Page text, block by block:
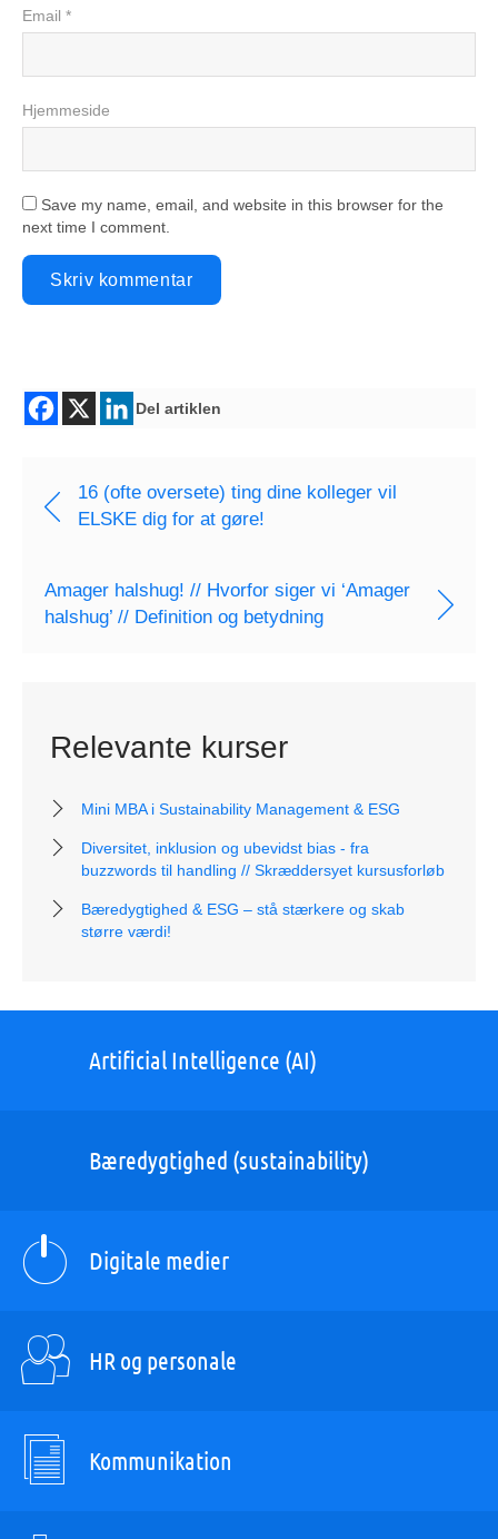
Email *
Hjemmeside
Save my name, email, and website in this browser for the
next time I comment.
Del artiklen
16 (ofte oversete) ting dine kolleger vil
ELSKE dig for at gøre!
Amager halshug! // Hvorfor siger vi ‘Amager
halshug’ // Definition og betydning
Relevante kurser
Mini MBA i Sustainability Management & ESG
Diversitet, inklusion og ubevidst bias - fra
buzzwords til handling // Skræddersyet kursusforløb
Bæredygtighed & ESG – stå stærkere og skab
større værdi!
Artificial Intelligence (AI)
Bæredygtighed (sustainability)
Digitale medier
HR og personale
Kommunikation